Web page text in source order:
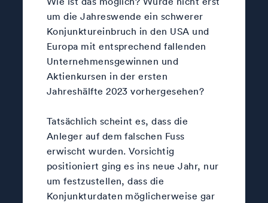
um die Jahreswende ein schwerer
Konjunktureinbruch in den USA und
Europa mit entsprechend fallenden
Unternehmensgewinnen und
Aktienkursen in der ersten
Jahreshälfte 2023 vorhergesehen?
Tatsächlich scheint es, dass die
Anleger auf dem falschen Fuss
erwischt wurden. Vorsichtig
positioniert ging es ins neue Jahr, nur
um festzustellen, dass die
Konjunkturdaten möglicherweise gar